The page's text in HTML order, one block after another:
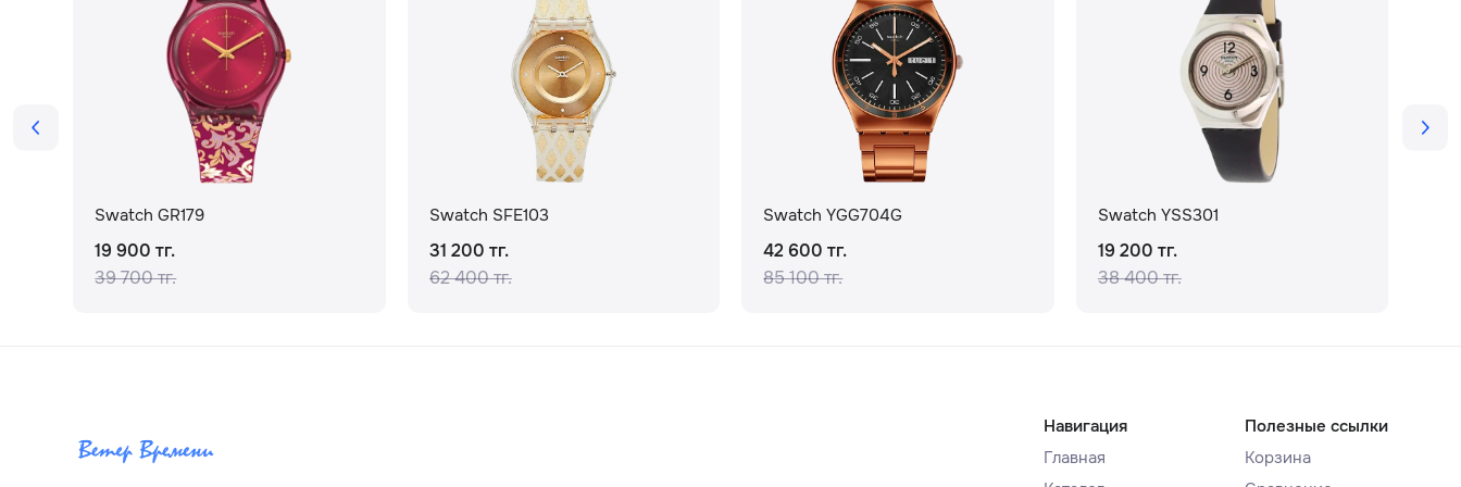
Swatch GR179
19 900 тг.
39 700 тг.
Swatch SFE103
31 200 тг.
62 400 тг.
Swatch YGG704G
42 600 тг.
85 100 тг.
Swatch YSS301
19 200 тг.
38 400 тг.
Навигация
Главная
Полезные ссылки
Корзина